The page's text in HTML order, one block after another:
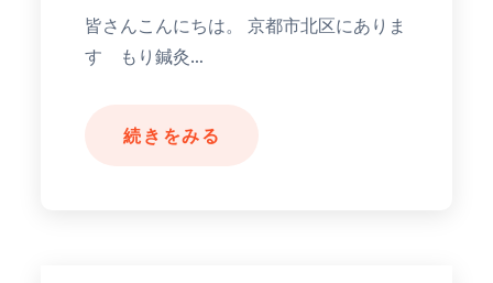
皆さんこんにちは。 京都市北区にありま
す もり鍼灸…
続きをみる